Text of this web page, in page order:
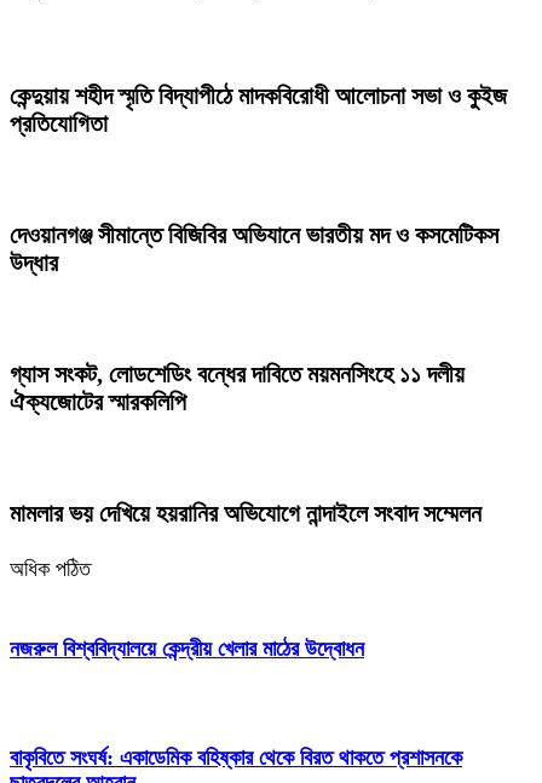
কেন্দুয়ায় শহীদ স্মৃতি বিদ্যাপীঠে মাদকবিরোধী আলোচনা সভা ও কুইজ
প্রতিযোগিতা
দেওয়ানগঞ্জ সীমান্তে বিজিবির অভিযানে ভারতীয় মদ ও কসমেটিকস
উদ্ধার
গ্যাস সংকট, লোডশেডিং বন্ধের দাবিতে ময়মনসিংহে ১১ দলীয়
ঐক্যজোটের স্মারকলিপি
মামলার ভয় দেখিয়ে হয়রানির অভিযোগে নান্দাইলে সংবাদ সম্মেলন
অধিক পঠিত
নজরুল বিশ্ববিদ্যালয়ে কেন্দ্রীয় খেলার মাঠের উদ্বোধন
বাকৃবিতে সংঘর্ষ: একাডেমিক বহিষ্কার থেকে বিরত থাকতে প্রশাসনকে